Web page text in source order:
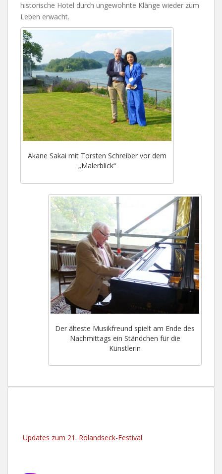
historische Hotel durch ungewohnte Klänge wieder zum
Leben erwacht.
Akane Sakai mit Torsten Schreiber vor dem
„Malerblick“
Der älteste Musikfreund spielt am Ende des
Nachmittags ein Ständchen für die
Künstlerin
Updates zum 21. Rolandseck-Festival